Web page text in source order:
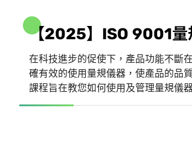
【2025】 ISO 9001量
在科技進步的促使下，產品功能不斷
確有效的使用量規儀器，使產品的品
課程旨在教您如何使用及管理量規儀